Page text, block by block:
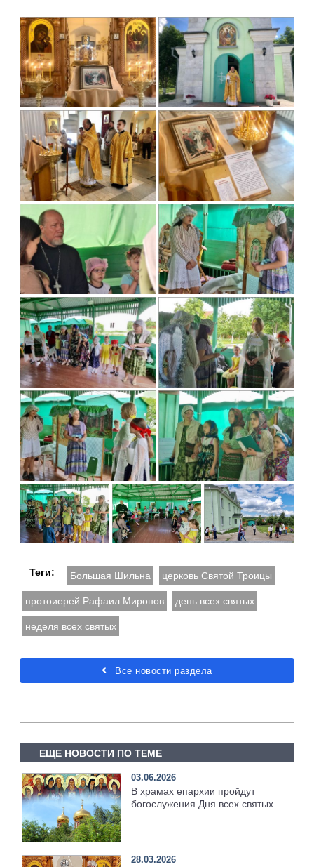
Теги: Большая Шильна церковь Святой Троицы
протоиерей Рафаил Миронов день всех святых
неделя всех святых
Все новости раздела
ЕЩЕ НОВОСТИ ПО ТЕМЕ
03.06.2026
В храмах епархии пройдут
богослужения Дня всех святых
28.03.2026